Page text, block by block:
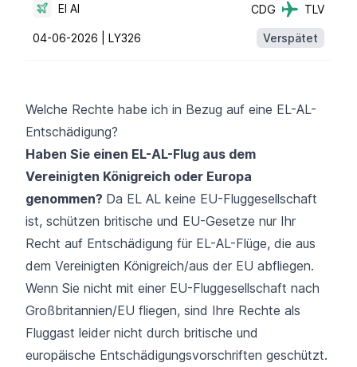
El Al CDG TLV
04-06-2026 | LY326 Verspätet
Welche Rechte habe ich in Bezug auf eine EL-AL-
Entschädigung?
Haben Sie einen EL-AL-Flug aus dem
Vereinigten Königreich oder Europa
genommen? Da EL AL keine EU-Fluggesellschaft
ist, schützen britische und EU-Gesetze nur Ihr
Recht auf Entschädigung für EL-AL-Flüge, die aus
dem Vereinigten Königreich/aus der EU abfliegen.
Wenn Sie nicht mit einer EU-Fluggesellschaft nach
Großbritannien/EU fliegen, sind Ihre Rechte als
Fluggast leider nicht durch britische und
europäische Entschädigungsvorschriften geschützt.